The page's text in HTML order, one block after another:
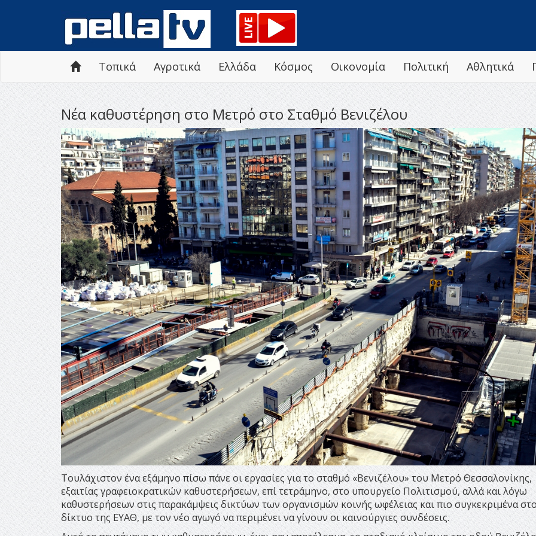
Τοπικά Αγροτικά Ελλάδα Κόσμος Οικονομία Πολιτική Αθλητικά
Νέα καθυστέρηση στο Μετρό στο Σταθμό Βενιζέλου
Τουλάχιστον ένα εξάμηνο πίσω πάνε οι εργασίες για το σταθμό «Βενιζέλου» του Μετρό Θεσσαλονίκης,
εξαιτίας γραφειοκρατικών καθυστερήσεων, επί τετράμηνο, στο υπουργείο Πολιτισμού, αλλά και λόγω
καθυστερήσεων στις παρακάμψεις δικτύων των οργανισμών κοινής ωφέλειας και πιο συγκεκριμένα
δίκτυο της ΕΥΑΘ, με τον νέο αγωγό να περιμένει να γίνουν οι καινούργιες συνδέσεις.